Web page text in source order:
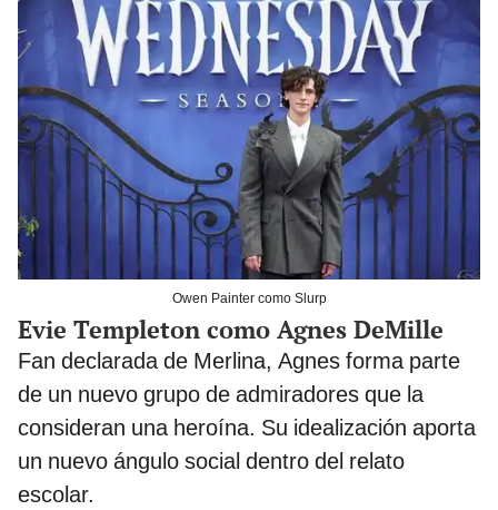
Owen Painter como Slurp
Evie Templeton como Agnes DeMille
Fan declarada de Merlina, Agnes forma parte
de un nuevo grupo de admiradores que la
consideran una heroína. Su idealización aporta
un nuevo ángulo social dentro del relato
escolar.